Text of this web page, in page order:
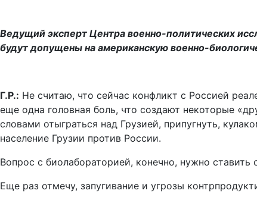
Ведущий эксперт Центра военно-политических
будут допущены на американскую военно-
Г.Р.: Не считаю, что сейчас конфликт с Россией
еще одна головная боль, что создают некоторые
словами отыграться над Грузией, припугнуть,
население Грузии против России.
Вопрос с биолабораторией, конечно, нужно
Еще раз отмечу, запугивание и угрозы